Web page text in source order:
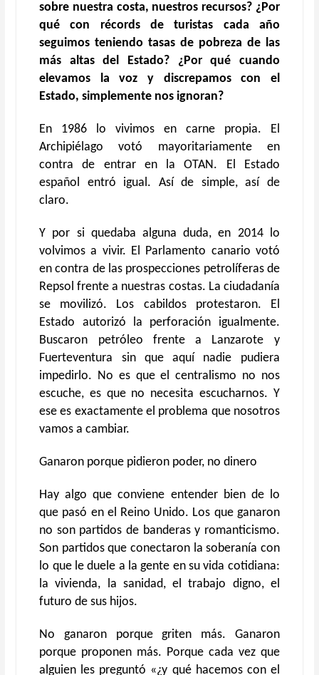
sobre nuestra costa, nuestros recursos? ¿Por
qué con récords de turistas cada año
seguimos teniendo tasas de pobreza de las
más altas del Estado? ¿Por qué cuando
elevamos la voz y discrepamos con el
Estado, simplemente nos ignoran?
En 1986 lo vivimos en carne propia. El
Archipiélago votó mayoritariamente en
contra de entrar en la OTAN. El Estado
español entró igual. Así de simple, así de
claro.
Y por si quedaba alguna duda, en 2014 lo
volvimos a vivir. El Parlamento canario votó
en contra de las prospecciones petrolíferas de
Repsol frente a nuestras costas. La ciudadanía
se movilizó. Los cabildos protestaron. El
Estado autorizó la perforación igualmente.
Buscaron petróleo frente a Lanzarote y
Fuerteventura sin que aquí nadie pudiera
impedirlo. No es que el centralismo no nos
escuche, es que no necesita escucharnos. Y
ese es exactamente el problema que nosotros
vamos a cambiar.
Ganaron porque pidieron poder, no dinero
Hay algo que conviene entender bien de lo
que pasó en el Reino Unido. Los que ganaron
no son partidos de banderas y romanticismo.
Son partidos que conectaron la soberanía con
lo que le duele a la gente en su vida cotidiana:
la vivienda, la sanidad, el trabajo digno, el
futuro de sus hijos.
No ganaron porque griten más. Ganaron
porque proponen más. Porque cada vez que
alguien les preguntó «¿y qué hacemos con el